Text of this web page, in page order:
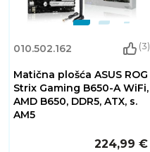
010.502.162 (3)
Matična plošća ASUS ROG
Strix Gaming B650-A WiFi,
AMD B650, DDR5, ATX, s.
AM5
224,99 €